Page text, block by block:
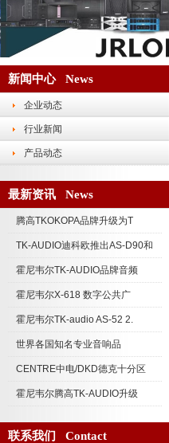
新闻中心 News
企业动态
行业新闻
产品动态
最新资讯 News
腾高TKOKOPA品牌升级为T
TK-AUDIO迪科欧推出AS-D90和
霍尼韦尔TK-AUDIO品牌音频
霍尼韦尔X-618 数字公共广
霍尼韦尔TK-audio AS-52 2.
世界各国知名专业音响品
CENTRE中电/DKD德克十分区
霍尼韦尔腾高TK-AUDIO升级
联系我们 Contact